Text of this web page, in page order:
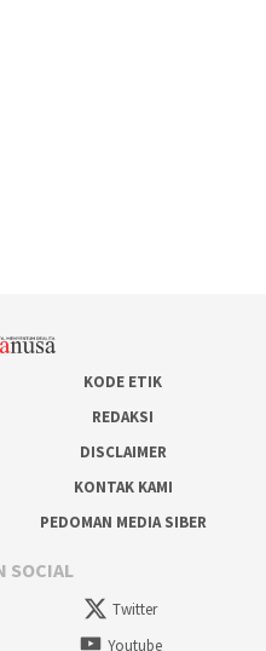
KODE ETIK
REDAKSI
DISCLAIMER
KONTAK KAMI
PEDOMAN MEDIA SIBER
SOCIAL
Twitter
Youtube